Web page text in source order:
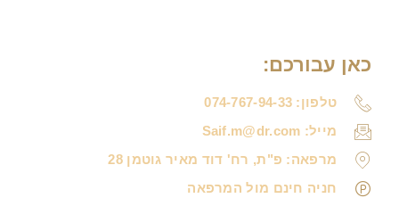
כאן עבורכם:
טלפון: 074-767-94-33
מייל: Saif.m@dr.com
מרפאה: פ"ת, רח' דוד מאיר גוטמן 28
חניה חינם מול המרפאה